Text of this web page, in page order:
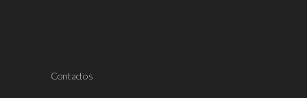
Contactos